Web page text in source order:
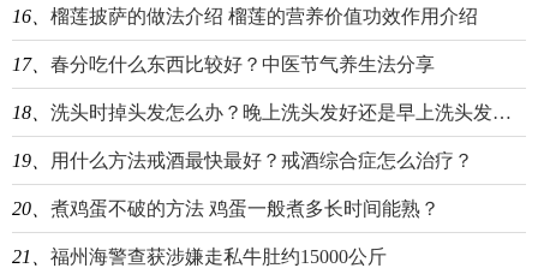
16、 榴莲披萨的做法介绍 榴莲的营养价值功效作用介绍
17、 春分吃什么东西比较好？中医节气养生法分享
18、 洗头时掉头发怎么办？晚上洗头发好还是早上洗头发好？
19、 用什么方法戒酒最快最好？戒酒综合症怎么治疗？
20、 煮鸡蛋不破的方法 鸡蛋一般煮多长时间能熟？
21、 福州海警查获涉嫌走私牛肚约15000公斤